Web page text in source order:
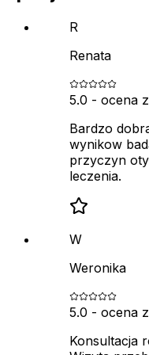
R
Renata
5.0 - ocena z
Bardzo
wynikow
przyczyn
leczenia.
W
Weronika
5.0 - ocena z
Konsultacja